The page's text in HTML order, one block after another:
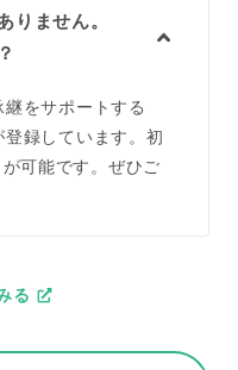
りません。
をサポートする
登録しています。初
可能です。ぜひご
る